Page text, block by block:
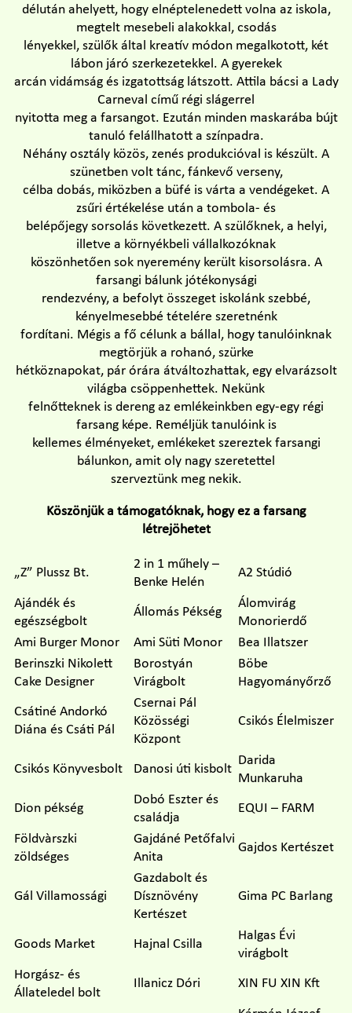
délután ahelyett, hogy elnéptelenedett volna az iskola,
megtelt mesebeli alakokkal, csodás
lényekkel, szülők által kreatív módon megalkotott, két
lábon járó szerkezetekkel. A gyerekek
arcán vidámság és izgatottság látszott. Attila bácsi a Lady
Carneval című régi slágerrel
nyitotta meg a farsangot. Ezután minden maskarába bújt
tanuló felállhatott a színpadra.
Néhány osztály közös, zenés produkcióval is készült. A
szünetben volt tánc, fánkevő verseny,
célba dobás, miközben a büfé is várta a vendégeket. A
zsűri értékelése után a tombola- és
belépőjegy sorsolás következett. A szülőknek, a helyi,
illetve a környékbeli vállalkozóknak
köszönhetően sok nyeremény került kisorsolásra. A
farsangi bálunk jótékonysági
rendezvény, a befolyt összeget iskolánk szebbé,
kényelmesebbé tételére szeretnénk
fordítani. Mégis a fő célunk a bállal, hogy tanulóinknak
megtörjük a rohanó, szürke
hétköznapokat, pár órára átváltozhattak, egy elvarázsolt
világba csöppenhettek. Nekünk
felnőtteknek is dereng az emlékeinkben egy-egy régi
farsang képe. Reméljük tanulóink is
kellemes élményeket, emlékeket szereztek farsangi
bálunkon, amit oly nagy szeretettel
szerveztünk meg nekik.
Köszönjük a támogatóknak, hogy ez a farsang
létrejöhetet
„Z” Plussz Bt.
2 in 1 műhely –
Benke Helén
A2 Stúdió
Ajándék és
egészségbolt
Állomás Pékség
Álomvirág
Monorierdő
Ami Burger Monor
Ami Süti Monor
Bea Illatszer
Berinszki Nikolett
Cake Designer
Borostyán
Virágbolt
Böbe
Hagyományőrző
Csátiné Andorkó
Diána és Csáti Pál
Csernai Pál
Közösségi
Központ
Csikós Élelmiszer
Csikós Könyvesbolt Danosi úti kisbolt
Darida
Munkaruha
Dion pékség
Dobó Eszter és
családja
EQUI – FARM
Földvàrszki
zöldséges
Gajdáné Petőfalvi
Anita
Gajdos Kertészet
Gál Villamossági
Gazdabolt és
Dísznövény
Kertészet
Gima PC Barlang
Goods Market Hajnal Csilla
Halgas Évi
virágbolt
Horgász- és
Állateledel bolt
Illanicz Dóri XIN FU XIN Kft